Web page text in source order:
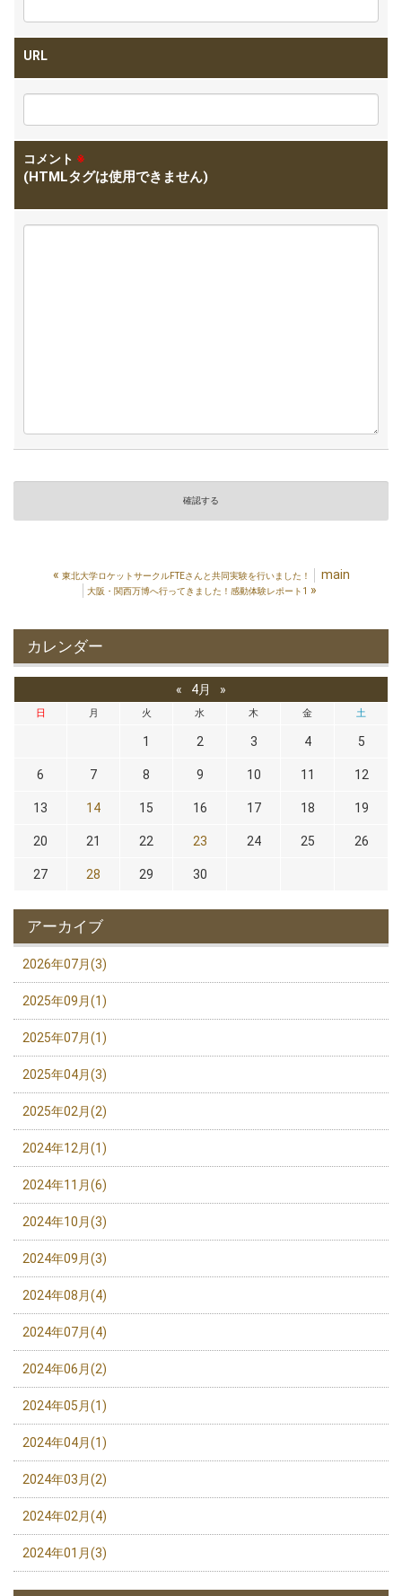
URL
コメント ※
(HTMLタグは使用できません)
« 東北大学ロケットサークルFTEさんと共同実験を行いました！ main
大阪・関西万博へ行ってきました！感動体験レポート1 »
カレンダー
« 4月 »
日 月 火 水 木 金 土
1 2 3 4 5
6 7 8 9 10 11 12
13 14 15 16 17 18 19
20 21 22 23 24 25 26
27 28 29 30
アーカイブ
2026年07月(3)
2025年09月(1)
2025年07月(1)
2025年04月(3)
2025年02月(2)
2024年12月(1)
2024年11月(6)
2024年10月(3)
2024年09月(3)
2024年08月(4)
2024年07月(4)
2024年06月(2)
2024年05月(1)
2024年04月(1)
2024年03月(2)
2024年02月(4)
2024年01月(3)